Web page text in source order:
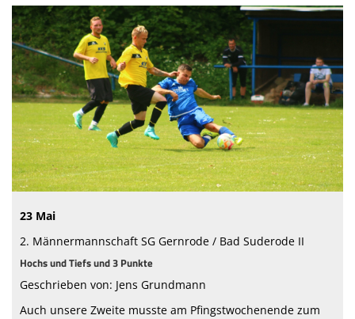
Sponsoren
Videos
Bilder
Links
Unsere Schiedsrichter
Fanshop
23 Mai
2. Männermannschaft SG Gernrode / Bad Suderode II
Hochs und Tiefs und 3 Punkte
Geschrieben von: Jens Grundmann
Auch unsere Zweite musste am Pfingstwochenende zum